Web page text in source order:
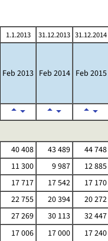
1.1.2013 31.12.2013 31.12.2014
Feb 2013 Feb 2014 Feb 2015
40 408 43 489
44 748
11 300 9 987
12 885
17 717 17 542
17 170
22 755 20 394
20 272
27 269 30 113
32 447
17 006 17 000 17 240